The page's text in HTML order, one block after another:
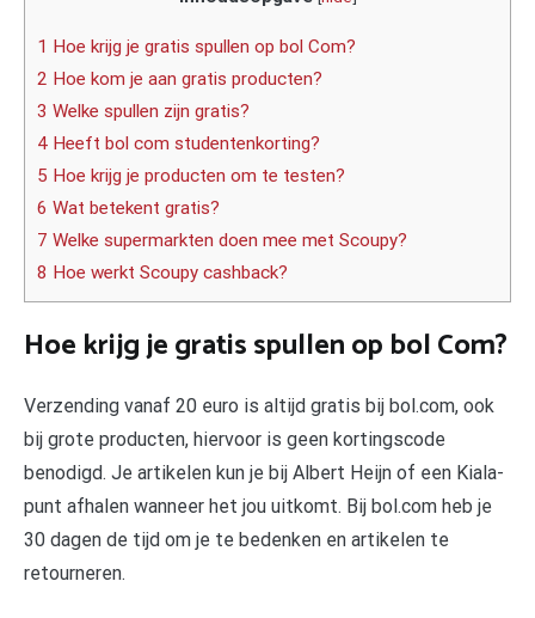
1 Hoe krijg je gratis spullen op bol Com?
2 Hoe kom je aan gratis producten?
3 Welke spullen zijn gratis?
4 Heeft bol com studentenkorting?
5 Hoe krijg je producten om te testen?
6 Wat betekent gratis?
7 Welke supermarkten doen mee met Scoupy?
8 Hoe werkt Scoupy cashback?
Hoe krijg je gratis spullen op bol Com?
Verzending vanaf 20 euro is altijd gratis bij bol.com, ook
bij grote producten, hiervoor is geen kortingscode
benodigd. Je artikelen kun je bij Albert Heijn of een Kiala-
punt afhalen wanneer het jou uitkomt. Bij bol.com heb je
30 dagen de tijd om je te bedenken en artikelen te
retourneren.